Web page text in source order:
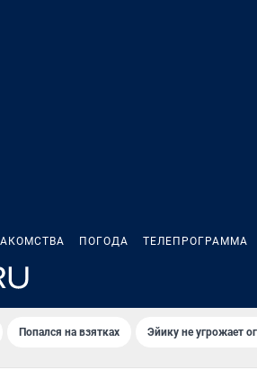
ПОГОДА ТЕЛЕПРОГРАММА
Попался на взятках Эйику не угрожает